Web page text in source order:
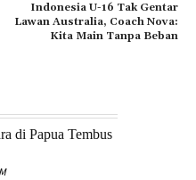
Indonesia U-16 Tak Gentar
Lawan Australia, Coach Nova:
Kita Main Tanpa Beban
di Papua Tembus